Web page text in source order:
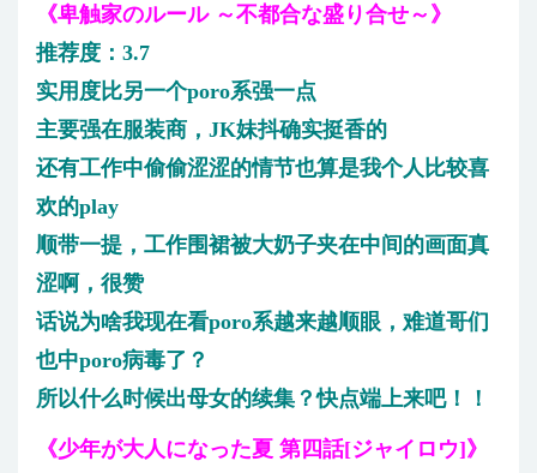
《卑触家のルール ～不都合な盛り合せ～》
推荐度：3.7
实用度比另一个poro系强一点
主要强在服装商，JK妹抖确实挺香的
还有工作中偷偷涩涩的情节也算是我个人比较喜
欢的play
顺带一提，工作围裙被大奶子夹在中间的画面真
涩啊，很赞
话说为啥我现在看poro系越来越顺眼，难道哥们
也中poro病毒了？
所以什么时候出母女的续集？快点端上来吧！！
《少年が大人になった夏 第四話[ジャイロウ]》